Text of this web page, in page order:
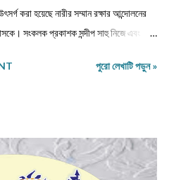
করা হয়েছে নারীর সম্মান রক্ষার আন্দোলনের
সংকলক প্রকাশক সন্দীপ সাহু নিজে এবং
দেখার স্বাতন্ত্র‍্যে কবিরা সব সময়ই
যেখানে নৈতিকতা,পাপবোধ,গ্লানিকে সরিয়ে
করে,অনায়াস দক্ষতায় ও ক্ষিপ্রতায় নিজেরই
পুরো লেখাটি পড়ুন »